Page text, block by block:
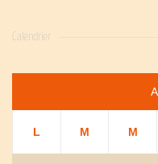
Calendrier
L M M